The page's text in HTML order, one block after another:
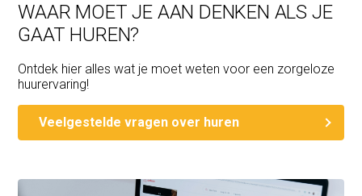
WAAR MOET JE AAN DENKEN ALS JE
GAAT HUREN?
Ontdek hier alles wat je moet weten voor een zorgeloze
huurervaring!
Veelgestelde vragen over huren